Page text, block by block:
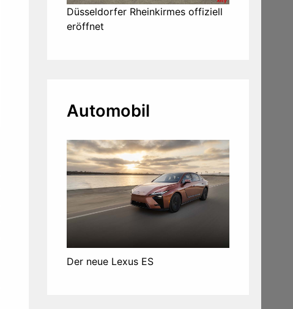
Düsseldorfer Rheinkirmes offiziell
eröffnet
Automobil
Der neue Lexus ES